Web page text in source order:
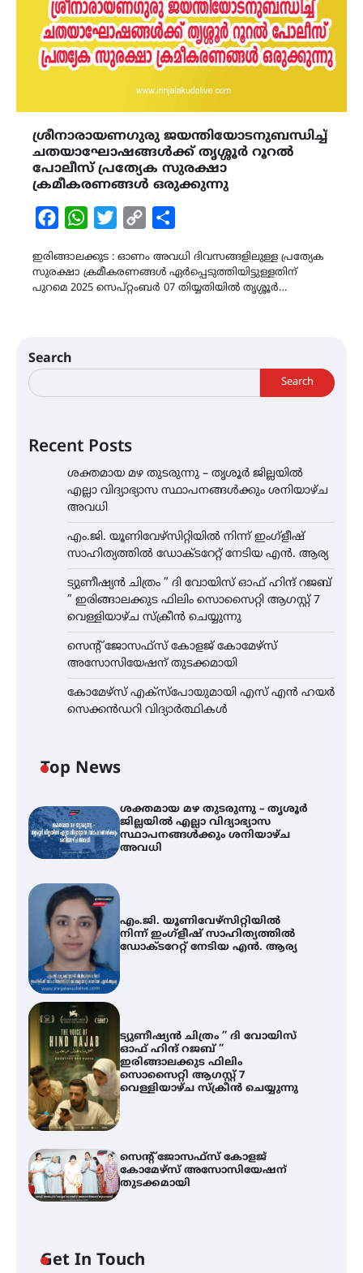
ശ്രീനാരായണഗുരു ജയന്തിയോടനുബന്ധിച്ച്
ചതയാഘോഷങ്ങൾക്ക് തൃശ്ശൂർ റൂറൽ
പോലീസ് പ്രത്യേക സുരക്ഷാ
ക്രമീകരണങ്ങൾ ഒരുക്കുന്നു
FacebookWhatsAppTwitterCopy
ഇരിങ്ങാലക്കുട : ഓണം അവധി ദിവസങ്ങളിലുള്ള പ്രത്യേക
സുരക്ഷാ ക്രമീകരണങ്ങൾ ഏർപ്പെടുത്തിയിട്ടുള്ളതിന്
പുറമെ 2025 സെപ്റ്റംബർ 07 തിയ്യതിയിൽ തൃശ്ശൂർ…
Search
Search
Recent Posts
ശക്തമായ മഴ തുടരുന്നു – തൃശൂർ ജില്ലയിൽ
എല്ലാ വിദ്യാഭ്യാസ സ്ഥാപനങ്ങൾക്കും ശനിയാഴ്ച
അവധി
എം.ജി. യൂണിവേഴ്‌സിറ്റിയിൽ നിന്ന് ഇംഗ്ളീഷ്
സാഹിത്യത്തിൽ ഡോക്ടറേറ്റ് നേടിയ എൻ. ആര്യ
ട്യുണീഷ്യൻ ചിത്രം ” ദി വോയിസ് ഓഫ് ഹിന്ദ് റജബ്
” ഇരിങ്ങാലക്കുട ഫിലിം സൊസൈറ്റി ആഗസ്റ്റ് 7
വെള്ളിയാഴ്ച സ്‌ക്രീൻ ചെയ്യുന്നു
സെന്റ് ജോസഫ്സ് കോളജ് കോമേഴ്‌സ്
അസോസിയേഷന് തുടക്കമായി
കോമേഴ്സ് എക്സ്പോയുമായി എസ് എൻ ഹയർ
സെക്കൻഡറി വിദ്യാർത്ഥികൾ
Top News
ശക്തമായ മഴ തുടരുന്നു – തൃശൂർ
ജില്ലയിൽ എല്ലാ വിദ്യാഭ്യാസ
സ്ഥാപനങ്ങൾക്കും ശനിയാഴ്ച
അവധി
എം.ജി. യൂണിവേഴ്‌സിറ്റിയിൽ
നിന്ന് ഇംഗ്ളീഷ് സാഹിത്യത്തിൽ
ഡോക്ടറേറ്റ് നേടിയ എൻ. ആര്യ
ട്യുണീഷ്യൻ ചിത്രം ” ദി വോയിസ്
ഓഫ് ഹിന്ദ് റജബ് ”
ഇരിങ്ങാലക്കുട ഫിലിം
സൊസൈറ്റി ആഗസ്റ്റ് 7
വെള്ളിയാഴ്ച സ്‌ക്രീൻ ചെയ്യുന്നു
സെന്റ് ജോസഫ്സ് കോളജ്
കോമേഴ്‌സ് അസോസിയേഷന്
തുടക്കമായി
Get In Touchഇംഗ്ളീഷ് സാഹിത്യത്തിൽ